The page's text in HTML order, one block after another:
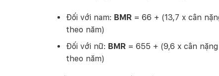
Đối với nam: BMR = 66 + (13,7 x cân
theo năm)
Đối với nữ: BMR = 655 + (9,6 x cân
theo năm)